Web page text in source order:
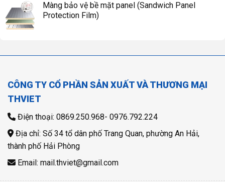
Màng bảo vệ bề mặt panel (Sandwich Panel
Protection Film)
CÔNG TY CỔ PHẦN SẢN XUẤT VÀ THƯƠNG MẠI
THVIET
Điện thoại: 0869.250.968- 0976.792.224
Địa chỉ: Số 34 tổ dân phố Trang Quan, phường An Hải,
thành phố Hải Phòng
Email: mail.thviet@gmail.com